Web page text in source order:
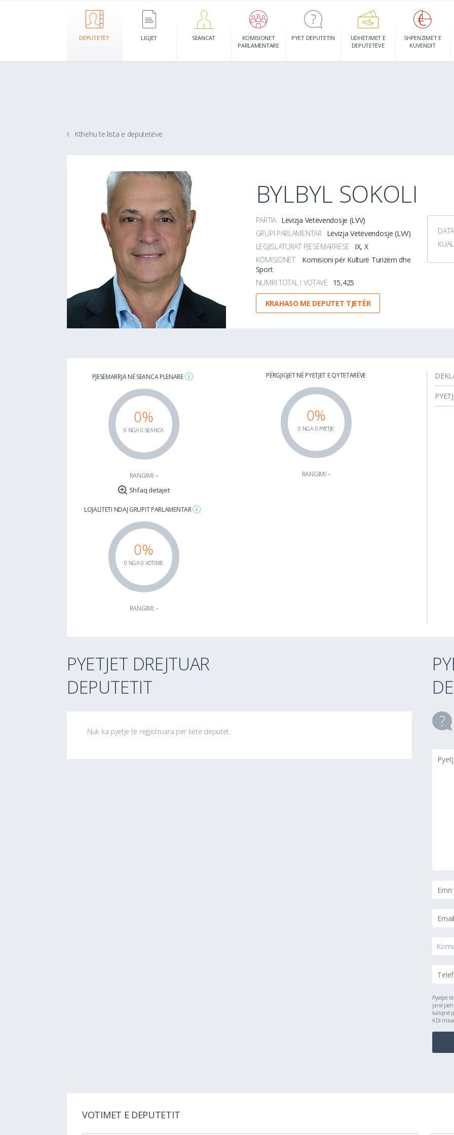
DEPUTETËT LIGJET SEANCAT
KOMISIONET
PARLAMENTARE
PYET DEPUTETIN
UDHËTIMET E
DEPUTETËVE
SHPENZIMET E
KUVENDIT
Kthehu te lista e deputetëve
BYLBYL SOKOLI
PARTIA Lëvizja Vetëvendosje (LVV)
GRUPI PARLAMENTAR
Lëvizja Vetëvendosje (LVV)
LEGJISLATURAT PJESËMARRËSE
IX, X
KOMISIONET
Komisioni për Kulturë Turizëm dhe
Sport
NUMRI TOTAL I VOTAVE
15,425
KRAHASO ME DEPUTET TJETËR
PJESËMARRJA NË SEANCA PLENARE
0%
0 NGA 0 SEANCA
RANGIMI: -
Shfaq detajet
PËRGJIGJET NË PYETJET E QYTETARËVE
0%
0 NGA 0 PYETJE
RANGIMI:-
LOJALITETI NDAJ GRUPIT PARLAMENTAR
0%
0 NGA 0 VOTIME
RANGIMI: -
PYETJET DREJTUAR
DEPUTETIT
Nuk ka pyetje të regjistruara për këtë deputet.
Pyetjet
janë
kalojnë
KDI
VOTIMET E DEPUTETIT